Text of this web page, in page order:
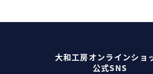
大和工房オンラインショ
公式SNS